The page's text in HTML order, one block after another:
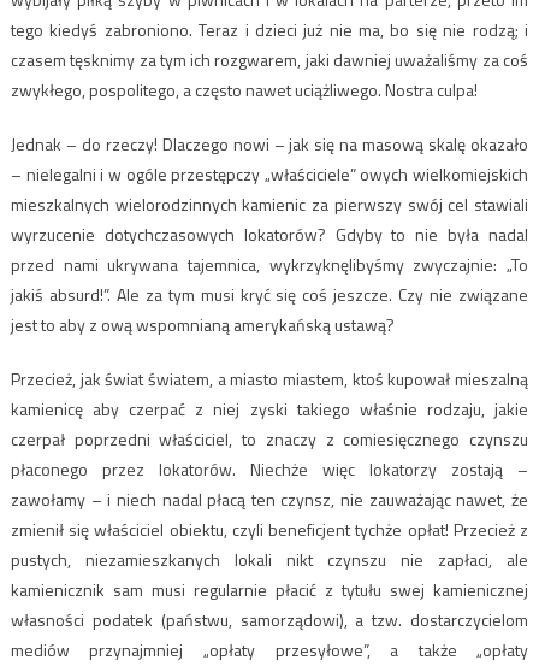
tego kiedyś zabroniono. Teraz i dzieci już nie ma, bo się nie rodzą; i
czasem tęsknimy za tym ich rozgwarem, jaki dawniej uważaliśmy za coś
zwykłego, pospolitego, a często nawet uciążliwego. Nostra culpa!
Jednak – do rzeczy! Dlaczego nowi – jak się na masową skalę okazało
– nielegalni i w ogóle przestępczy „właściciele” owych wielkomiejskich
mieszkalnych wielorodzinnych kamienic za pierwszy swój cel stawiali
wyrzucenie dotychczasowych lokatorów? Gdyby to nie była nadal
przed nami ukrywana tajemnica, wykrzyknęlibyśmy zwyczajnie: „To
jakiś absurd!”. Ale za tym musi kryć się coś jeszcze. Czy nie związane
jest to aby z ową wspomnianą amerykańską ustawą?
Przecież, jak świat światem, a miasto miastem, ktoś kupował mieszalną
kamienicę aby czerpać z niej zyski takiego właśnie rodzaju, jakie
czerpał poprzedni właściciel, to znaczy z comiesięcznego czynszu
płaconego przez lokatorów. Niechże więc lokatorzy zostają –
zawołamy – i niech nadal płacą ten czynsz, nie zauważając nawet, że
zmienił się właściciel obiektu, czyli beneficjent tychże opłat! Przecież z
pustych, niezamieszkanych lokali nikt czynszu nie zapłaci, ale
kamienicznik sam musi regularnie płacić z tytułu swej kamienicznej
własności podatek (państwu, samorządowi), a tzw. dostarczycielom
mediów przynajmniej „opłaty przesyłowe”, a także „opłaty